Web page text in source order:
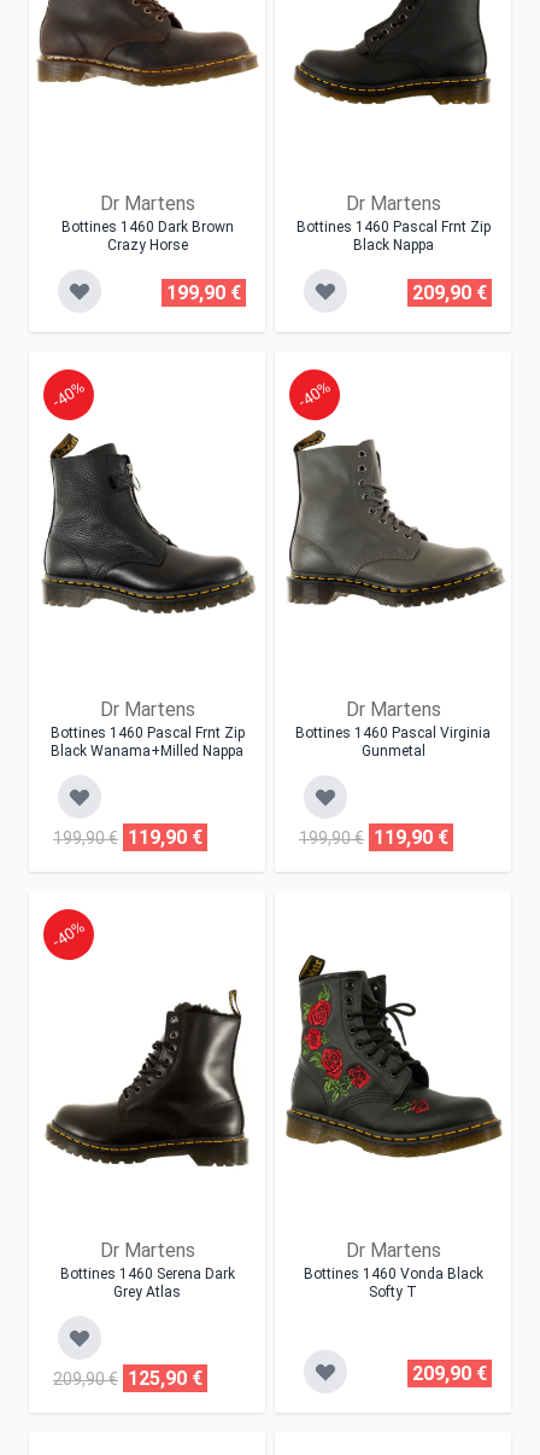
Dr Martens
Bottines 1460 Dark Brown
Crazy Horse
199,90 €
Dr Martens
Bottines 1460 Pascal Frnt Zip
Black Nappa
209,90 €
Dr Martens
Bottines 1460 Pascal Frnt Zip
Black Wanama+milled Nappa
-40%
199,90 € 119,90 €
Dr Martens
Bottines 1460 Pascal Virginia
Gunmetal
-40%
199,90 € 119,90 €
Dr Martens
Bottines 1460 Serena Dark
Grey Atlas
-40%
209,90 € 125,90 €
Dr Martens
Bottines 1460 Vonda Black
Softy T
209,90 €